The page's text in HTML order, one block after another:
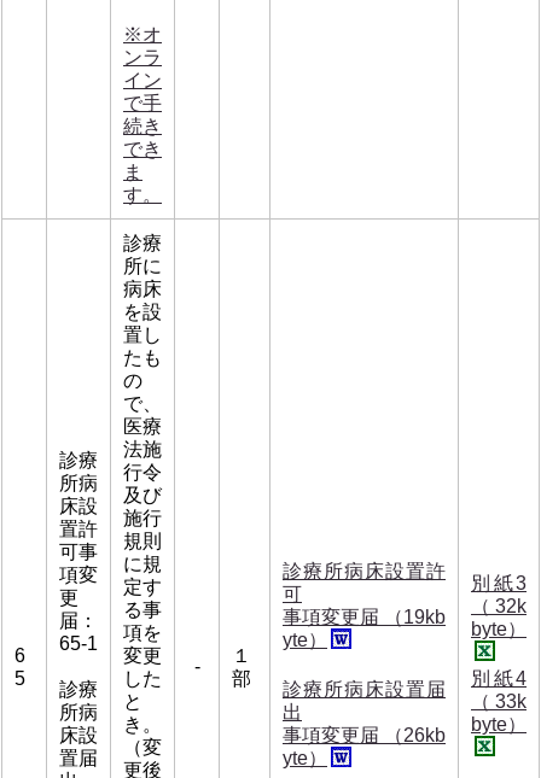
※オ
ンラ
イン
で手
続き
でき
ま
す。
6
5
診療
所病
床設
置許
可事
項変
更
届：
65-1
診療
所病
床設
置届
診療
所に
病床
を設
置し
たも
の
で、
医療
法施
行令
及び
施行
規則
に規
定す
る事
項を
変更
した
と
き。
（変
更後
-
１
部
診療所病床設置許
可
事項変更届 （19kb
yte）
診療所病床設置届
出
事項変更届 （26kb
yte）
別紙3
（32k
byte）
別紙4
（33k
byte）